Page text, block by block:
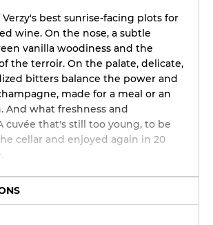
best sunrise-facing plots for
wine. On the nose, a subtle
vanilla woodiness and the
the terroir. On the palate, delicate,
bitters balance the power and
made for a meal or an
And what freshness and
cuvée that's still too young, to be
cellar and enjoyed again in 20